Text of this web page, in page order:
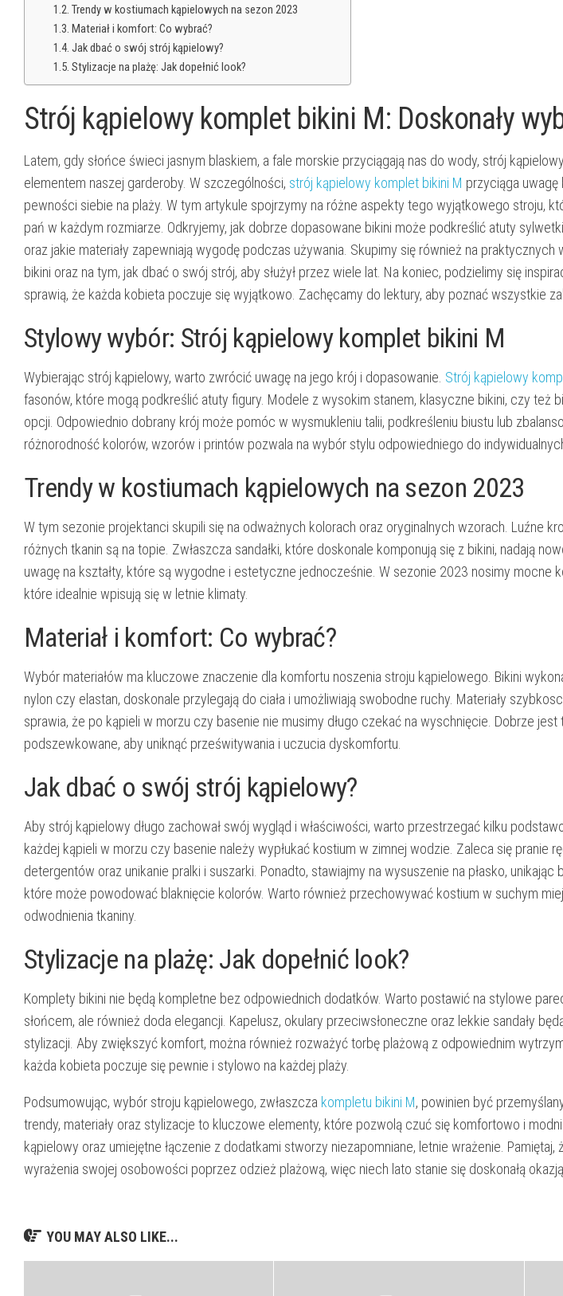
Trendy w kostiumach kąpielowych na sezon 2023
Materiał i komfort: Co wybrać?
Jak dbać o swój strój kąpielowy?
Stylizacje na plażę: Jak dopełnić look?
Strój kąpielowy komplet bikini M: Doskonały
Latem, gdy słońce świeci jasnym blaskiem, a fale morskie przyciągają nas do wody, strój
elementem naszej garderoby. W szczególności, strój kąpielowy komplet bikini M przyciąga
pewności siebie na plaży. W tym artykule spojrzymy na różne aspekty tego wyjątkowego stroju,
pań w każdym rozmiarze. Odkryjemy, jak dobrze dopasowane bikini może podkreślić atuty
oraz jakie materiały zapewniają wygodę podczas używania. Skupimy się również na
bikini oraz na tym, jak dbać o swój strój, aby służył przez wiele lat. Na koniec, podzielimy się
sprawią, że każda kobieta poczuje się wyjątkowo. Zachęcamy do lektury, aby poznać wszystkie
Stylowy wybór: Strój kąpielowy komplet bikini M
Wybierając strój kąpielowy, warto zwrócić uwagę na jego krój i dopasowanie. Strój kąpielowy
fasonów, które mogą podkreślić atuty figury. Modele z wysokim stanem, klasyczne bikini, czy też
opcji. Odpowiednio dobrany krój może pomóc w wysmukleniu talii, podkreśleniu biustu lub
różnorodność kolorów, wzorów i printów pozwala na wybór stylu odpowiedniego do
Trendy w kostiumach kąpielowych na sezon 2023
W tym sezonie projektanci skupili się na odważnych kolorach oraz oryginalnych wzorach. Luźne
różnych tkanin są na topie. Zwłaszcza sandałki, które doskonale komponują się z bikini, nadają
uwagę na kształty, które są wygodne i estetyczne jednocześnie. W sezonie 2023 nosimy mocne
które idealnie wpisują się w letnie klimaty.
Materiał i komfort: Co wybrać?
Wybór materiałów ma kluczowe znaczenie dla komfortu noszenia stroju kąpielowego. Bikini
nylon czy elastan, doskonale przylegają do ciała i umożliwiają swobodne ruchy. Materiały
sprawia, że po kąpieli w morzu czy basenie nie musimy długo czekać na wyschnięcie. Dobrze
podszewkowane, aby uniknąć prześwitywania i uczucia dyskomfortu.
Jak dbać o swój strój kąpielowy?
Aby strój kąpielowy długo zachował swój wygląd i właściwości, warto przestrzegać kilku
każdej kąpieli w morzu czy basenie należy wypłukać kostium w zimnej wodzie. Zaleca się pranie
detergentów oraz unikanie pralki i suszarki. Ponadto, stawiajmy na wysuszenie na płasko, unikając
które może powodować blaknięcie kolorów. Warto również przechowywać kostium w suchym
odwodnienia tkaniny.
Stylizacje na plażę: Jak dopełnić look?
Komplety bikini nie będą kompletne bez odpowiednich dodatków. Warto postawić na stylowe
słońcem, ale również doda elegancji. Kapelusz, okulary przeciwsłoneczne oraz lekkie sandały
stylizacji. Aby zwiększyć komfort, można również rozważyć torbę plażową z odpowiednim
każda kobieta poczuje się pewnie i stylowo na każdej plaży.
Podsumowując, wybór stroju kąpielowego, zwłaszcza kompletu bikini M, powinien być
trendy, materiały oraz stylizacje to kluczowe elementy, które pozwolą czuć się komfortowo i
kąpielowy oraz umiejętne łączenie z dodatkami stworzy niezapomniane, letnie wrażenie.
wyrażenia swojej osobowości poprzez odzież plażową, więc niech lato stanie się doskonałą
YOU MAY ALSO LIKE...